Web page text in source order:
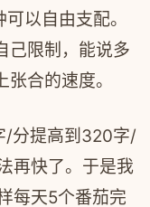
以自由支配。
己限制，能说多
合的速度。
/分提高到320字/
再快了。于是我
每天5个番茄完